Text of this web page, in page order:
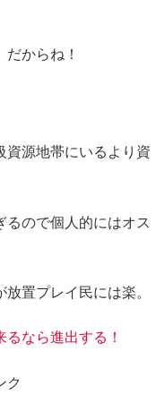
からね！
資源地帯にいるより資
るので個人的にはオス
置プレイ民には楽。
るなら進出する！
ク